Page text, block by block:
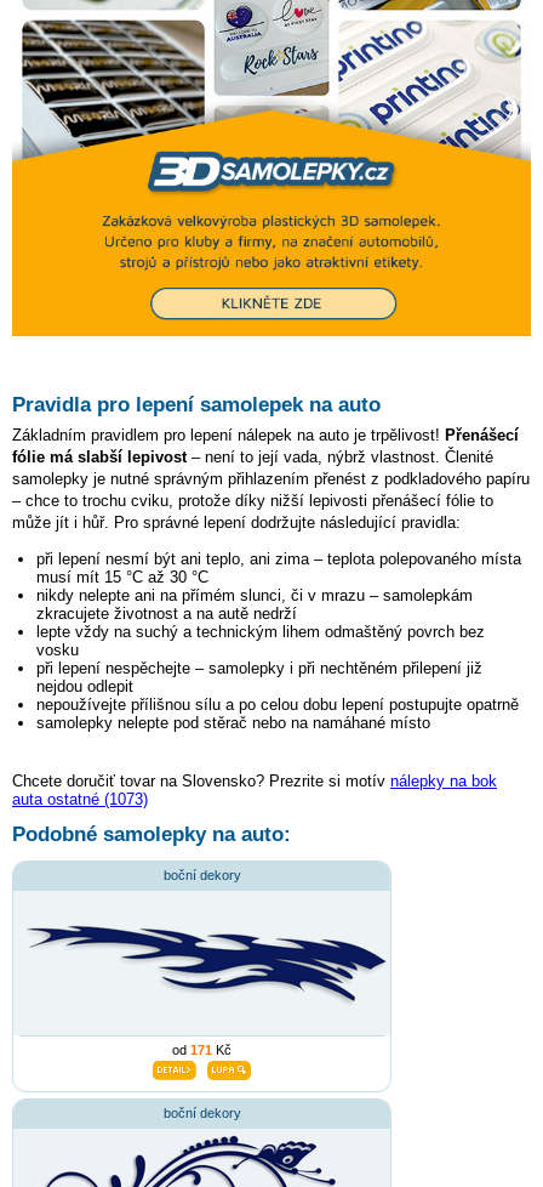
Pravidla pro lepení samolepek na auto
Základním pravidlem pro lepení nálepek na auto je trpělivost! Přenášecí
fólie má slabší lepivost– není to její vada, nýbrž vlastnost. Členité
samolepky je nutné správným přihlazením přenést z podkladového papíru
– chce to trochu cviku, protože díky nižší lepivosti přenášecí fólie to
může jít i hůř. Pro správné lepení dodržujte následující pravidla:
při lepení nesmí být ani teplo, ani zima – teplota polepovaného místa
musí mít 15 °C až 30 °C
nikdy nelepte ani na přímém slunci, či v mrazu – samolepkám
zkracujete životnost a na autě nedrží
lepte vždy na suchý a technickým lihem odmaštěný povrch bez
vosku
při lepení nespěchejte – samolepky i při nechtěném přilepení již
nejdou odlepit
nepoužívejte přílišnou sílu a po celou dobu lepení postupujte opatrně
samolepky nelepte pod stěrač nebo na namáhané místo
Chcete doručiť tovar na Slovensko? Prezrite si motív nálepky na bok
auta ostatné (1073)
Podobné samolepky na auto:
boční dekory
od 171 Kč
boční dekory